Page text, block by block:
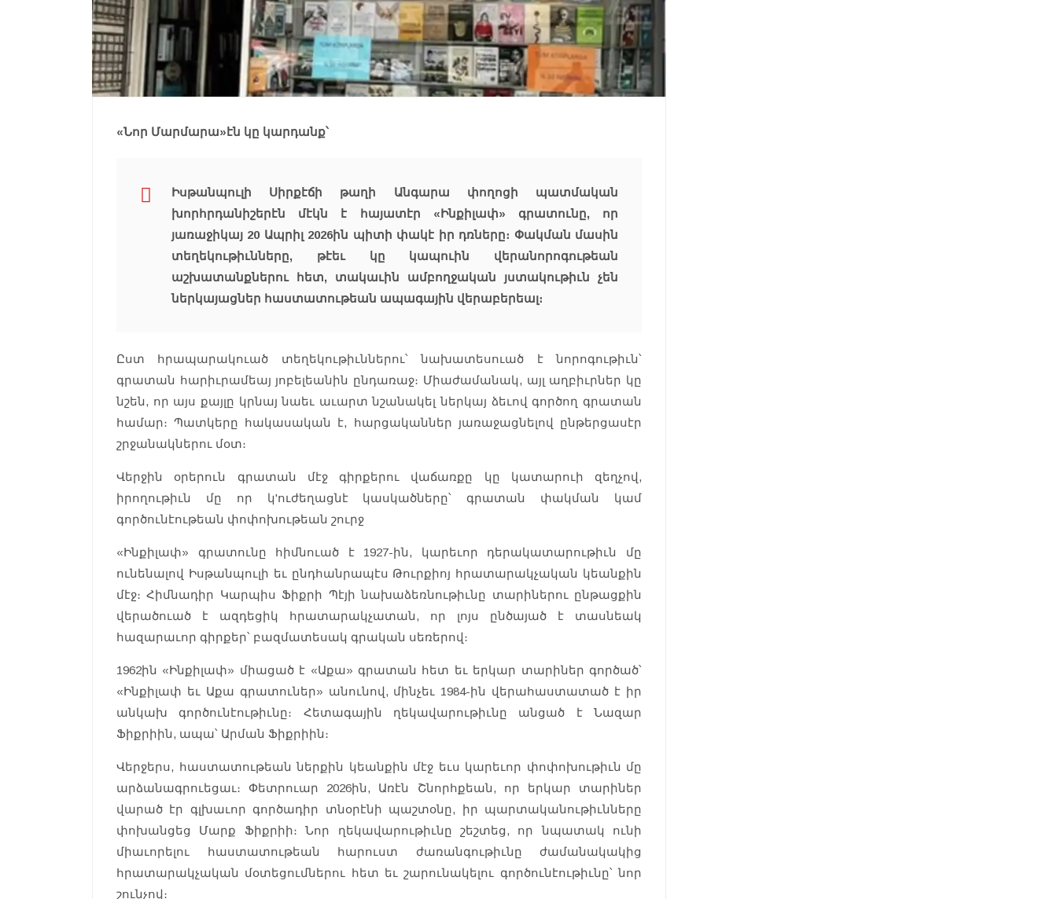
«Նոր Մարմարա»էն կը կարդանք՝
Իսթանպուլի Սիրքէճի թաղի Անգարա փողոցի պատմական
խորհրդանիշերէն մէկն է հայատէր «Ինքիլափ» գրատունը, որ
յառաջիկայ 20 Ապրիլ 2026ին պիտի փակէ իր դռները։ Փակման մասին
տեղեկութիւնները, թէեւ կը կապուին վերանորոգութեան
աշխատանքներու հետ, տակաւին ամբողջական յստակութիւն չեն
ներկայացներ հաստատութեան ապագային վերաբերեալ։
Ըստ հրապարակուած տեղեկութիւններու՝ նախատեսուած է նորոգութիւն՝
գրատան հարիւրամեայ յոբելեանին ընդառաջ։ Միաժամանակ, այլ աղբիւրներ կը
նշեն, որ այս քայլը կրնայ նաեւ աւարտ նշանակել ներկայ ձեւով գործող գրատան
համար։ Պատկերը հակասական է, հարցականներ յառաջացնելով ընթերցասէր
շրջանակներու մօտ։
Վերջին օրերուն գրատան մէջ գիրքերու վաճառքը կը կատարուի զեղչով,
իրողութիւն մը որ կ'ուժեղացնէ կասկածները՝ գրատան փակման կամ
գործունէութեան փոփոխութեան շուրջ
«Ինքիլափ» գրատունը հիմնուած է 1927-ին, կարեւոր դերակատարութիւն մը
ունենալով Իսթանպուլի եւ ընդհանրապէս Թուրքիոյ հրատարակչական կեանքին
մէջ։ Հիմնադիր Կարպիս Ֆիքրի Պէյի նախաձեռնութիւնը տարիներու ընթացքին
վերածուած է ազդեցիկ հրատարակչատան, որ լոյս ընծայած է տասնեակ
հազարաւոր գիրքեր՝ բազմատեսակ գրական սեռերով։
1962ին «Ինքիլափ» միացած է «Աքա» գրատան հետ եւ երկար տարիներ գործած՝
«Ինքիլափ եւ Աքա գրատուներ» անունով, մինչեւ 1984-ին վերահաստատած է իր
անկախ գործունէութիւնը։ Հետագային ղեկավարութիւնը անցած է Նազար
Ֆիքրիին, ապա՝ Արման Ֆիքրիին։
Վերջերս, հաստատութեան ներքին կեանքին մէջ եւս կարեւոր փոփոխութիւն մը
արձանագրուեցաւ։ Փետրուար 2026ին, Առէն Շնորհքեան, որ երկար տարիներ
վարած էր գլխաւոր գործադիր տնօրէնի պաշտօնը, իր պարտականութիւնները
փոխանցեց Մարք Ֆիքրիի։ Նոր ղեկավարութիւնը շեշտեց, որ նպատակ ունի
միաւորելու հաստատութեան հարուստ ժառանգութիւնը ժամանակակից
հրատարակչական մօտեցումներու հետ եւ շարունակելու գործունէութիւնը՝ նոր
շունչով։